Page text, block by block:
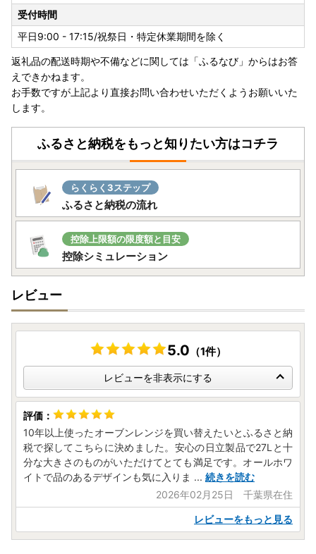
受付時間
平日9:00 - 17:15/祝祭日・特定休業期間を除く
返礼品の配送時期や不備などに関しては「ふるなび」からはお答
えできかねます。
お手数ですが上記より直接お問い合わせいただくようお願いいた
します。
ふるさと納税をもっと知りたい方はコチラ
らくらく3ステップ
ふるさと納税の流れ
控除上限額の限度額と目安
控除シミュレーション
レビュー
5.0 （1件）
レビューを非表示にする
10年以上使ったオーブンレンジを買い替えたいとふるさと納
税で探してこちらに決めました。安心の日立製品で27Lと十
分な大きさのものがいただけてとても満足です。オールホワ
イトで品のあるデザインも気に入りま ... 続きを読む
2026年02月25日 千葉県在住
レビューをもっと見る